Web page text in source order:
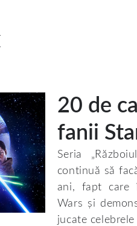
20 de
fanii
Seria
continuă să
ani, fapt care
Wars și
jucate celebrele